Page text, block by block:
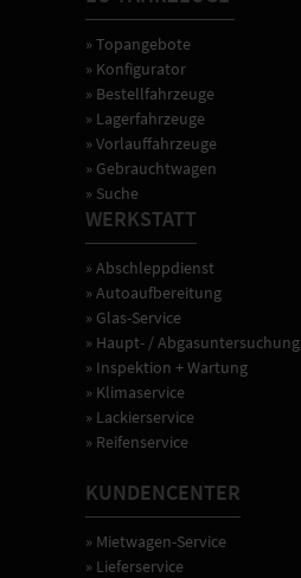
» Topangebote
» Konfigurator
» Bestellfahrzeuge
» Lagerfahrzeuge
» Vorlauffahrzeuge
» Gebrauchtwagen
» Suche
WERKSTATT
» Abschleppdienst
» Autoaufbereitung
» Glas-Service
» Haupt- / Abgasuntersuchung
» Inspektion + Wartung
» Klimaservice
» Lackierservice
» Reifenservice
KUNDENCENTER
» Mietwagen-Service
» Lieferservice